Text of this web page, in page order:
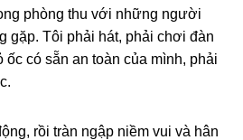
phòng thu với những người
gặp. Tôi phải hát, phải chơi đàn
ốc có sẵn an toàn của mình, phải
rồi tràn ngập niềm vui và hân